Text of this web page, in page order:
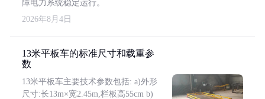
障电力系统稳定运行。
2026年8月4日
13米平板车的标准尺寸和载重参
数
13米平板车主要技术参数包括: a)外形
尺寸:长13m×宽2.45m,栏板高55cm b)